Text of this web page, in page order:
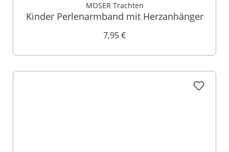
MOSER Trachten
Kinder Perlenarmband mit Herzanhänger
7,95 €